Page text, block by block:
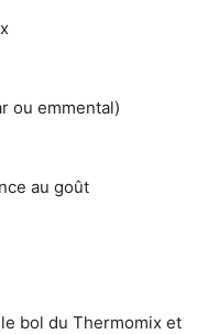
ou emmental)
au goût
bol du Thermomix et